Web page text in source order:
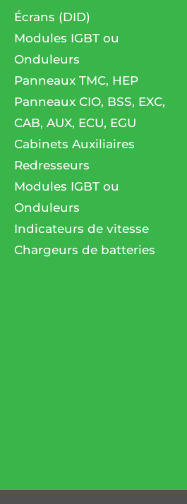
Écrans (DID)
Modules IGBT ou
Onduleurs
Panneaux TMC, HEP
Panneaux CIO, BSS, EXC,
CAB, AUX, ECU, EGU
Cabinets Auxiliaires
Redresseurs
Modules IGBT ou
Onduleurs
Indicateurs de vitesse
Chargeurs de batteries